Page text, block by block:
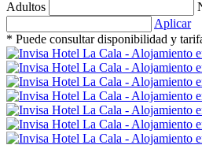
Adultos
Aplicar
* Puede consultar disponibilidad y